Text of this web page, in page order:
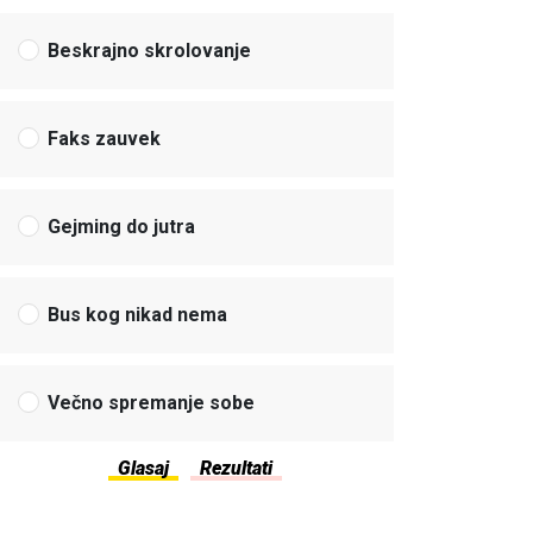
Beskrajno skrolovanje
Faks zauvek
Gejming do jutra
Bus kog nikad nema
Večno spremanje sobe